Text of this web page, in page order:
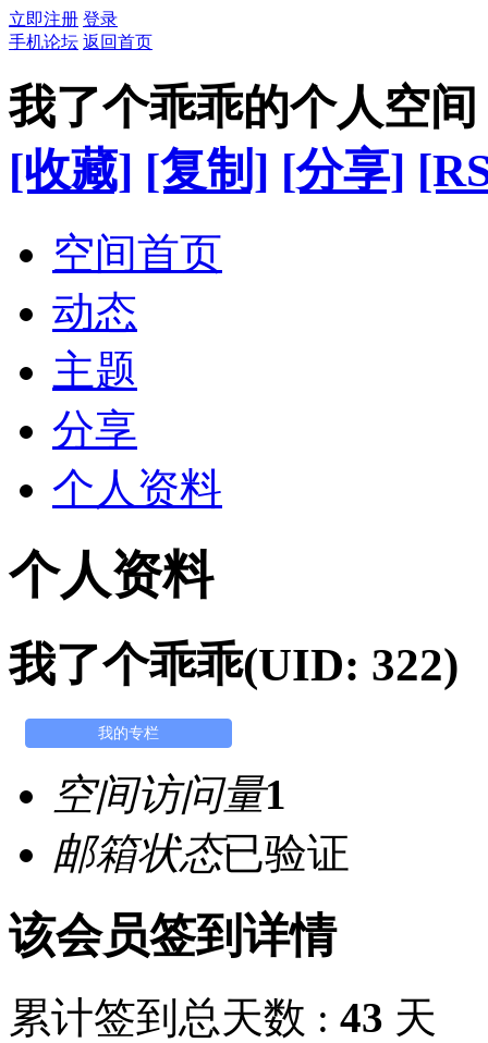
立即注册 登录
手机论坛 返回首页
我了个乖乖的个人空间
[收藏] [复制] [分享]
空间首页
动态
主题
分享
个人资料
个人资料
我了个乖乖(UID: 322)
我的专栏
空间访问量1
邮箱状态已验证
该会员签到详情
累计签到总天数 : 43 天